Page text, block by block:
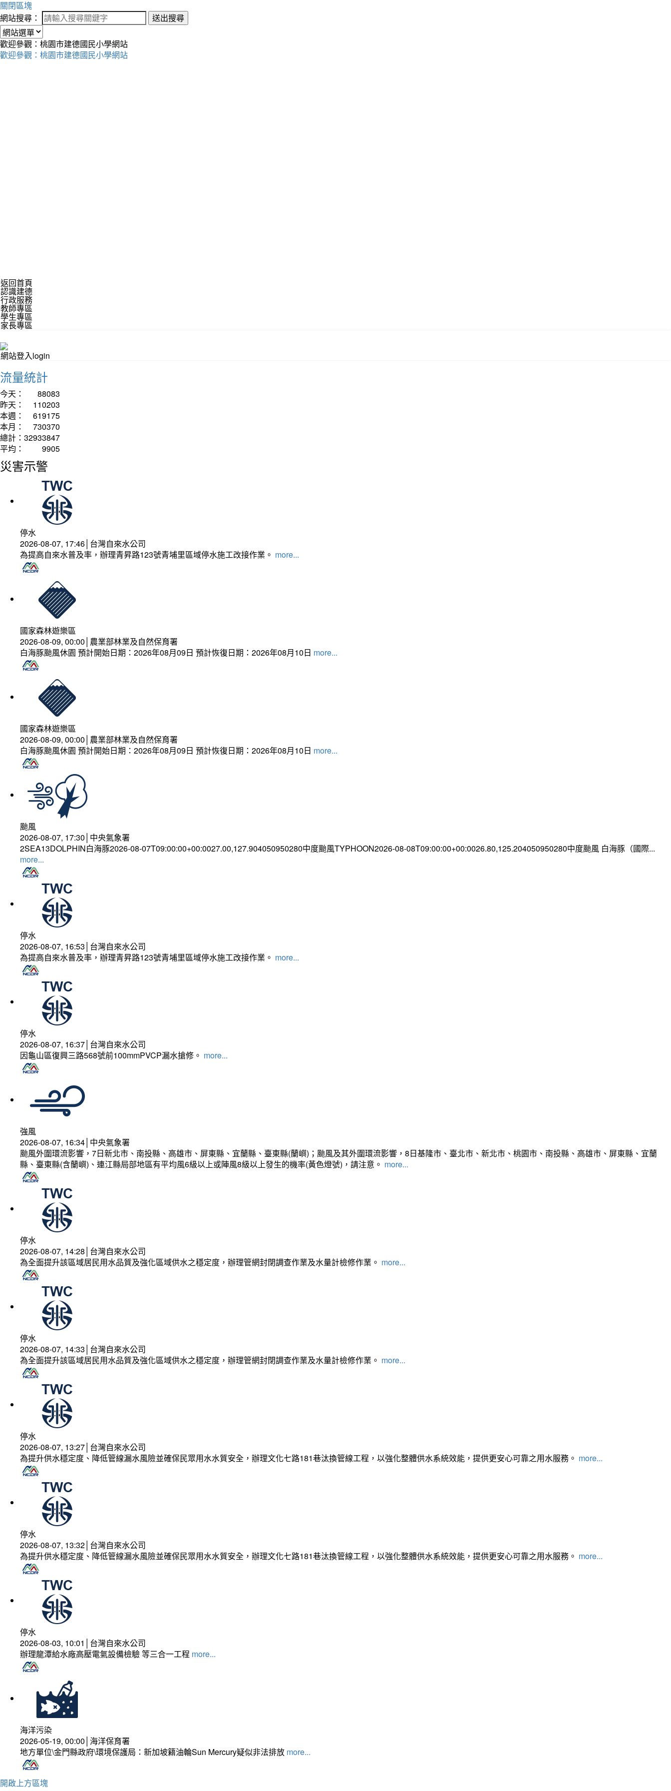
關閉區塊
網站搜尋：
送出搜尋
歡迎參觀：桃園市建德國民小學網站
歡迎參觀：桃園市建德國民小學網站
返回首頁
認識建德
行政服務
教師專區
學生專區
家長專區
網站登入login
流量統計
今天：
88083
昨天：
110203
本週：
619175
本月：
730370
總計： 32933847
平均：
9905
災害示警
停水
2026-08-07, 17:46│台灣自來水公司
為提高自來水普及率，辦理青昇路123號青埔里區域停水施工改接作業。 more...
國家森林遊樂區
2026-08-09, 00:00│農業部林業及自然保育署
白海豚颱風休園 預計開始日期：2026年08月09日 預計恢復日期：2026年08月10日 more...
國家森林遊樂區
2026-08-09, 00:00│農業部林業及自然保育署
白海豚颱風休園 預計開始日期：2026年08月09日 預計恢復日期：2026年08月10日 more...
颱風
2026-08-07, 17:30│中央氣象署
2SEA13DOLPHIN白海豚2026-08-07T09:00:00+00:0027.00,127.904050950280中度颱風TYPHOON2026-08-08T09:00:00+00:0026.80,125.204050950280中度颱風 白海豚（國際...
more...
停水
2026-08-07, 16:53│台灣自來水公司
為提高自來水普及率，辦理青昇路123號青埔里區域停水施工改接作業。 more...
停水
2026-08-07, 16:37│台灣自來水公司
因龜山區復興三路568號前100mmPVCP漏水搶修。 more...
強風
2026-08-07, 16:34│中央氣象署
颱風外圍環流影響，7日新北市、南投縣、高雄市、屏東縣、宜蘭縣、臺東縣(蘭嶼)；颱風及其外圍環流影響，8日基隆市、臺北市、新北市、桃園市、南投縣、高雄市、屏東縣、宜蘭
縣、臺東縣(含蘭嶼)、連江縣局部地區有平均風6級以上或陣風8級以上發生的機率(黃色燈號)，請注意。 more...
停水
2026-08-07, 14:28│台灣自來水公司
為全面提升該區域居民用水品質及強化區域供水之穩定度，辦理管網封閉調查作業及水量計檢修作業。 more...
停水
2026-08-07, 14:33│台灣自來水公司
為全面提升該區域居民用水品質及強化區域供水之穩定度，辦理管網封閉調查作業及水量計檢修作業。 more...
停水
2026-08-07, 13:27│台灣自來水公司
為提升供水穩定度、降低管線漏水風險並確保民眾用水水質安全，辦理文化七路181巷汰換管線工程，以強化整體供水系統效能，提供更安心可靠之用水服務。 more...
停水
2026-08-07, 13:32│台灣自來水公司
為提升供水穩定度、降低管線漏水風險並確保民眾用水水質安全，辦理文化七路181巷汰換管線工程，以強化整體供水系統效能，提供更安心可靠之用水服務。 more...
停水
2026-08-03, 10:01│台灣自來水公司
辦理龍潭給水廠高壓電氣設備檢驗 等三合一工程 more...
海洋污染
2026-05-19, 00:00│海洋保育署
地方單位\金門縣政府\環境保護局：新加坡籍油輪Sun Mercury疑似非法排放 more...
開啟上方區塊